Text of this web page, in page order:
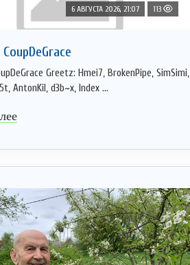
6 АВГУСТА 2026, 21:07 113
Greetz: Hmei7, BrokenPipe, SimSimi,
AntonKil, d3b~x, Index ...